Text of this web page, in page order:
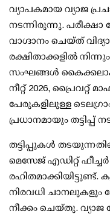
വ്യാപകമായ വ്യാജ
നടന്നിരുന്നു.
വാഗ്ദാനം ചെയ്ത്
രക്ഷിതാക്കളില്‍
സംഘങ്ങള്‍
നീറ്റ് 2026, പ്രൈവറ്റ്
പേരുകളിലുള്ള
പ്രധാനമായും തട്ടിപ്പ്
തട്ടിപ്പുകള്‍
മെസേജ് എഡിറ്റ്
നിരവധി ചാനലുകളും
നീക്കം ചെയ്തു. വ്യാജ